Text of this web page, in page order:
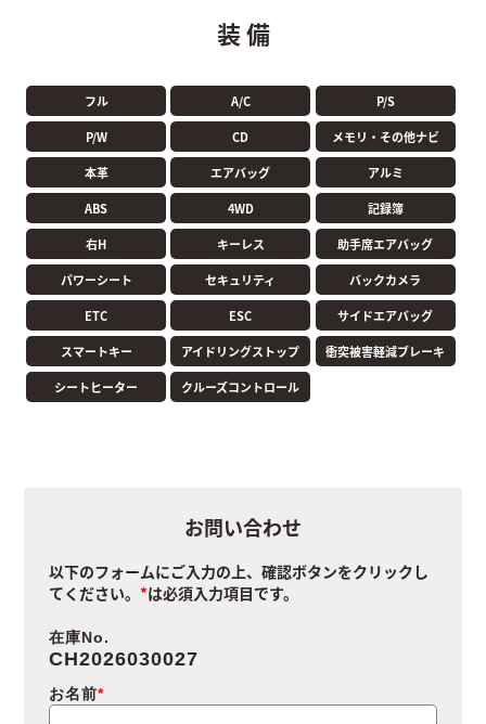
装 備
フル A/C P/S
P/W CD メモリ・その他ナビ
本革 エアバッグ アルミ
ABS 4WD 記録簿
右H キーレス 助手席エアバッグ
パワーシート セキュリティ バックカメラ
ETC ESC サイドエアバッグ
スマートキー アイドリングストップ 衝突被害軽減ブレーキ
シートヒーター クルーズコントロール
お問い合わせ
以下のフォームにご入力の上、確認ボタンをクリックし
てください。
は必須入力項目です。
在庫No.
CH2026030027
お名前